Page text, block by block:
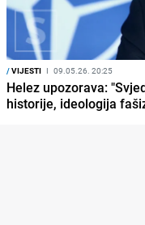
/VIJESTI I 09.05.26. 20:25
Helez upozorava:
historije, ideologija